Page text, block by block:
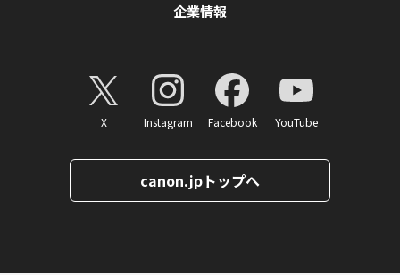
企業情報
X Instagram Facebook YouTube
canon.jpトップへ